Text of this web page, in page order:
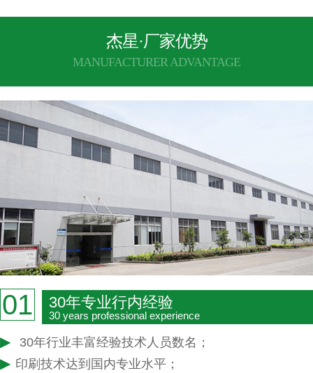
杰星·厂家优势
MANUFACTURER ADVANTAGE
01 30年专业行内经验
30 years professional experience
▶ 30年行业丰富经验技术人员数名；
▶ 印刷技术达到国内专业水平；